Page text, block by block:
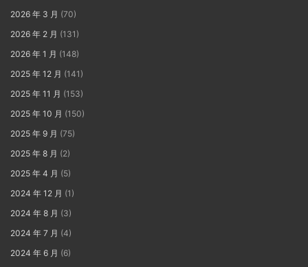
2026 年 3 月 (70)
2026 年 2 月 (131)
2026 年 1 月 (148)
2025 年 12 月 (141)
2025 年 11 月 (153)
2025 年 10 月 (150)
2025 年 9 月 (75)
2025 年 8 月 (2)
2025 年 4 月 (5)
2024 年 12 月 (1)
2024 年 8 月 (3)
2024 年 7 月 (4)
2024 年 6 月 (6)